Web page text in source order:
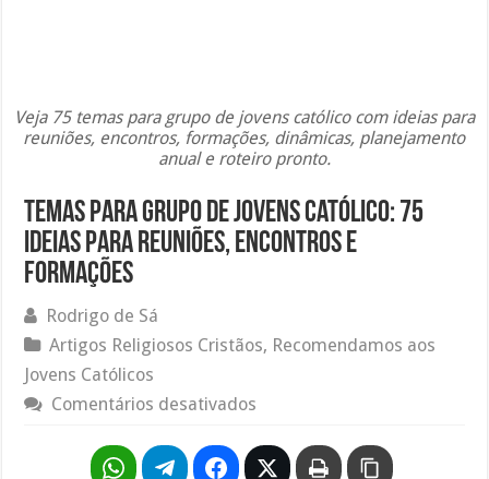
Veja 75 temas para grupo de jovens católico com ideias para
reuniões, encontros, formações, dinâmicas, planejamento
anual e roteiro pronto.
Temas para Grupo de Jovens Católico: 75
Ideias para Reuniões, Encontros e
Formações
Rodrigo de Sá
Artigos Religiosos Cristãos, Recomendamos aos
Jovens Católicos
Comentários desativados
para